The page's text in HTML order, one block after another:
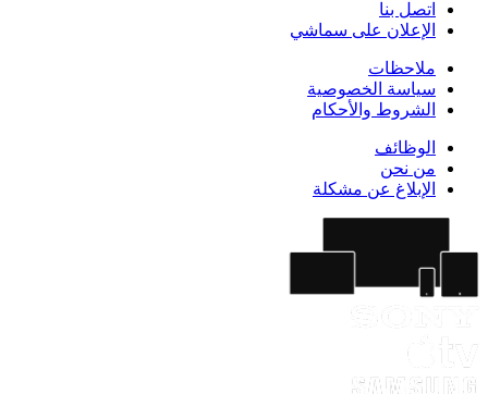
اتصل بنا
الإعلان على سماشي
ملاحظات
سياسة الخصوصية
الشروط والأحكام
الوظائف
من نحن
الإبلاغ عن مشكلة